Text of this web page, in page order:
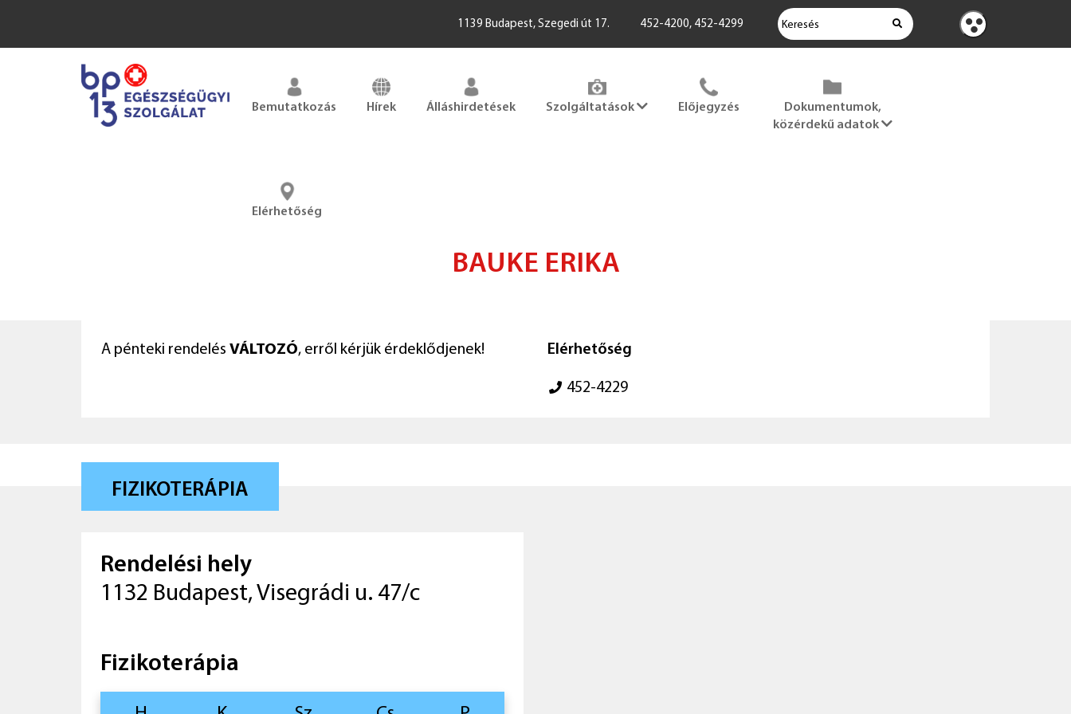
1139 Budapest, Szegedi út 17. 452-4200, 452-4299
KERESÉS
Kontraszt
nézet
Bemutatkozás Hírek Álláshirdetések Szolgáltatások Előjegyzés
Dokumentumok,
közérdekű adatok
Elérhetőség
BAUKE ERIKA
A pénteki rendelés VÁLTOZÓ, erről kérjük érdeklődjenek! Elérhetőség
452-4229
FIZIKOTERÁPIA
Rendelési hely
1132 Budapest, Visegrádi u. 47/c
Fizikoterápia